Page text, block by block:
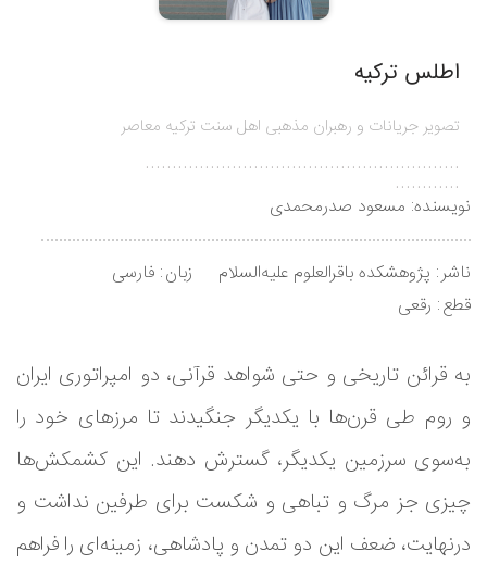
اطلس ترکیه
تصویر جریانات و رهبران مذهبی اهل سنت ترکیه معاصر
..........................................................
............
نویسنده: مسعود صدرمحمدی
ناشر پژوهشکده باقرالعلوم علیه‌السلام زبان فارسی
قطع رقعی
به قرائن تاریخی و حتی شواهد قرآنی، دو امپراتوری ایران
و روم طی قرن‌ها با یکدیگر جنگیدند تا مرزهای خود را
به‌سوی سرزمین یکدیگر، گسترش دهند. این کشمکش‌ها
چیزی جز مرگ و تباهی و شکست برای طرفین نداشت و
درنهایت، ضعف این دو تمدن و پادشاهی، زمینه‌ای را فراهم